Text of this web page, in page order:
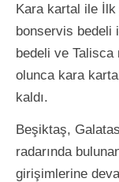
Kara kartal ile
bonservis bedeli
bedeli ve Talisca
olunca kara
kaldı.
Beşiktaş,
radarında
girişimlerine